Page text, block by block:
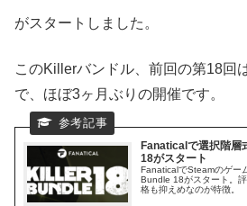
がスタートしました。
このKillerバンドル、前回の第18回
で、ほぼ3ヶ月ぶりの開催です。
Fanaticalで選択階層
18がスタート
FanaticalでSteamのゲー
Bundle 18がスタート。
格も抑えめなのが特徴。